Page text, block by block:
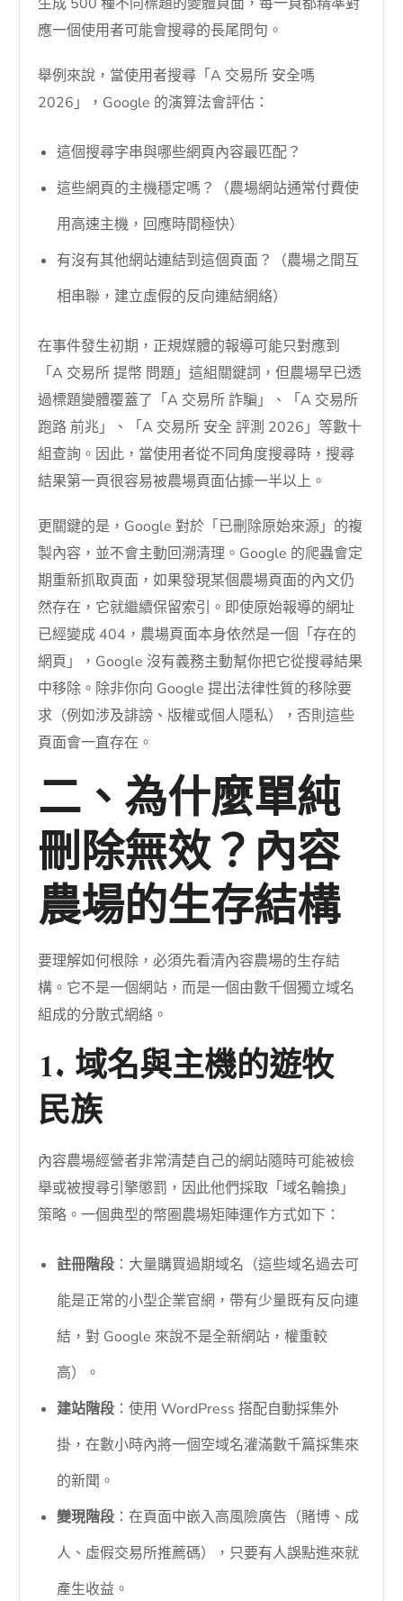
應一個使用者可能會搜尋的長尾問句。
舉例來說，當使用者搜尋「A 交易所 安全嗎
2026」，Google 的演算法會評估：
這個搜尋字串與哪些網頁內容最匹配？
這些網頁的主機穩定嗎？（農場網站通常付費使
用高速主機，回應時間極快）
有沒有其他網站連結到這個頁面？（農場之間互
相串聯，建立虛假的反向連結網絡）
在事件發生初期，正規媒體的報導可能只對應到
「A 交易所 提幣 問題」這組關鍵詞，但農場早已透
過標題變體覆蓋了「A 交易所 詐騙」、「A 交易所
跑路 前兆」、「A 交易所 安全 評測 2026」等數十
組查詢。因此，當使用者從不同角度搜尋時，搜尋
結果第一頁很容易被農場頁面佔據一半以上。
更關鍵的是，Google 對於「已刪除原始來源」的複
製內容，並不會主動回溯清理。Google 的爬蟲會定
期重新抓取頁面，如果發現某個農場頁面的內文仍
然存在，它就繼續保留索引。即使原始報導的網址
已經變成 404，農場頁面本身依然是一個「存在的
網頁」，Google 沒有義務主動幫你把它從搜尋結果
中移除。除非你向 Google 提出法律性質的移除要
求（例如涉及誹謗、版權或個人隱私），否則這些
頁面會一直存在。
二、為什麼單純
刪除無效？內容
農場的生存結構
要理解如何根除，必須先看清內容農場的生存結
構。它不是一個網站，而是一個由數千個獨立域名
組成的分散式網絡。
1. 域名與主機的遊牧
民族
內容農場經營者非常清楚自己的網站隨時可能被檢
舉或被搜尋引擎懲罰，因此他們採取「域名輪換」
策略。一個典型的幣圈農場矩陣運作方式如下：
註冊階段 ：大量購買過期域名（這些域名過去可
能是正常的小型企業官網，帶有少量既有反向連
結，對 Google 來說不是全新網站，權重較
高）。
建站階段 ：使用 WordPress 搭配自動採集外
掛，在數小時內將一個空域名灌滿數千篇採集來
的新聞。
變現階段 ：在頁面中嵌入高風險廣告（賭博、成
人、虛假交易所推薦碼），只要有人誤點進來就
產生收益。